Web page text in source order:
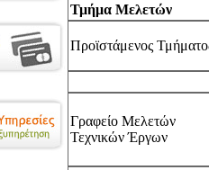
Τμήμα Μελετών
Προϊστάμενος
Γραφείο Μελετών
Τεχνικών Έργων